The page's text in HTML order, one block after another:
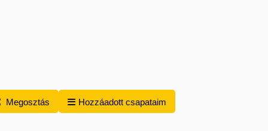
Megosztás Hozzáadott csapataim